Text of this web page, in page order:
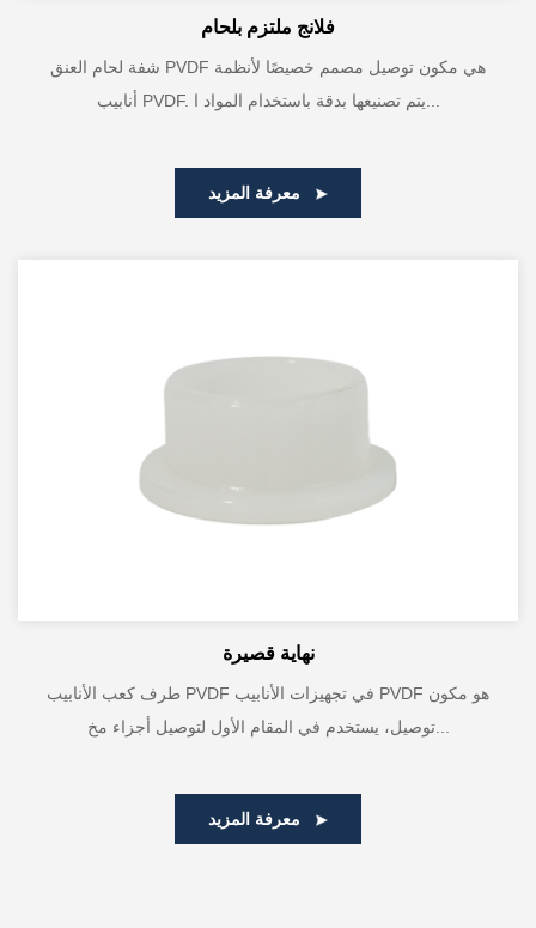
فلانج ملتزم بلحام
شفة لحام العنق PVDF هي مكون توصيل مصمم خصيصًا لأنظمة
أنابيب PVDF. يتم تصنيعها بدقة باستخدام المواد ا...
نهاية قصيرة
طرف كعب الأنابيب PVDF في تجهيزات الأنابيب PVDF هو مكون
توصيل، يستخدم في المقام الأول لتوصيل أجزاء مخ...